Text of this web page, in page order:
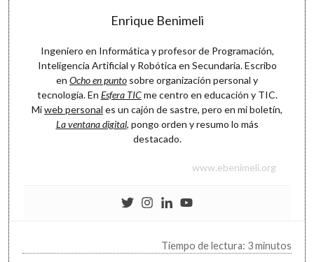
Enrique Benimeli
Ingeniero en Informática y profesor de Programación,
Inteligencia Artificial y Robótica en Secundaria. Escribo
en Ocho en punto sobre organización personal y
tecnología. En Esfera TICme centro en educación y TIC.
Miweb personal es un cajón de sastre, pero en mi boletín,
La ventana digital, pongo orden y resumo lo más
destacado.
www.ebenimeli.org
Tiempo de lectura: 3 minutos